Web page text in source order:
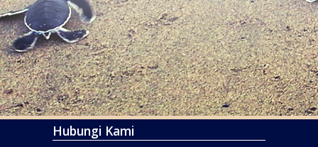
Hubungi Kami